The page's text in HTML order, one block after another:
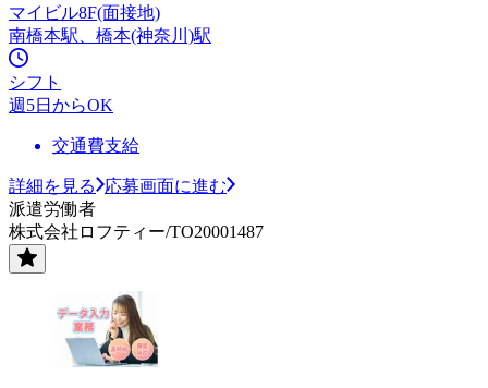
マイビル8F(面接地)
南橋本駅、橋本(神奈川)駅
シフト
週5日からOK
交通費支給
詳細を見る
応募画面に進む
派遣労働者
株式会社ロフティー/TO20001487